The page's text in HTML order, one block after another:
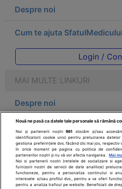
Despre noi
Cum te ajuta SfatulMedicului
Login /
MAI MULTE LINKURI
Despre noi
Legal
Drepturile consumatorului
Parteneri
Nouă ne pasă ca datele tale personale să rămână
Noi și partenerii noștri961
stocăm și/sau
identificatorii cookie unici pentru prelucrarea
gestiona preferințele dvs. făcând clic mai jos,
în orice moment pe pagina cu politica de
partenerilor noștri și nu vă vor afecta navigarea.
Mai
Noi si partenerii nostri (retelele de socializare si
furnizorii nostri de servicii de date analitice)
functioneze, pentru a personaliza continutul si
interesele si/sau profilul dvs., pentru a va oferi
pentru a analiza traficul pe website. Beneficiati de